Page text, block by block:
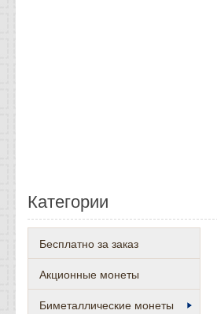
Категории
Бесплатно за заказ
Акционные монеты
Биметаллические монеты